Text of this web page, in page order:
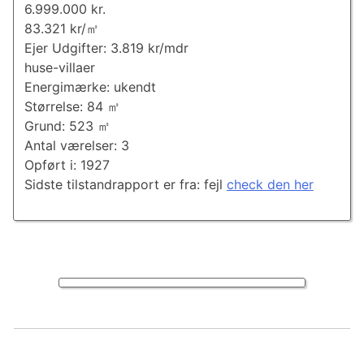
6.999.000 kr.
83.321 kr/㎡
Ejer Udgifter: 3.819 kr/mdr
huse-villaer
Energimærke: ukendt
Størrelse: 84 ㎡
Grund: 523 ㎡
Antal værelser: 3
Opført i: 1927
Sidste tilstandrapport er fra: fejl check den her